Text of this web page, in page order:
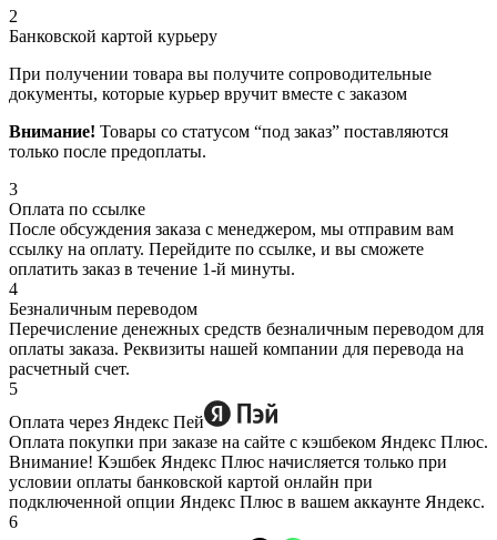
2
Банковской картой курьеру
При получении товара вы получите сопроводительные
документы, которые курьер вручит вместе с заказом
Внимание! Товары со статусом “под заказ” поставляются
только после предоплаты.
3
Оплата по ссылке
После обсуждения заказа с менеджером, мы отправим вам
ссылку на оплату. Перейдите по ссылке, и вы сможете
оплатить заказ в течение 1-й минуты.
4
Безналичным переводом
Перечисление денежных средств безналичным переводом для
оплаты заказа. Реквизиты нашей компании для перевода на
расчетный счет.
5
Оплата через Яндекс Пей
Оплата покупки при заказе на сайте с кэшбеком Яндекс Плюс.
Внимание! Кэшбек Яндекс Плюс начисляется только при
условии оплаты банковской картой онлайн при
подключенной опции Яндекс Плюс в вашем аккаунте Яндекс.
6